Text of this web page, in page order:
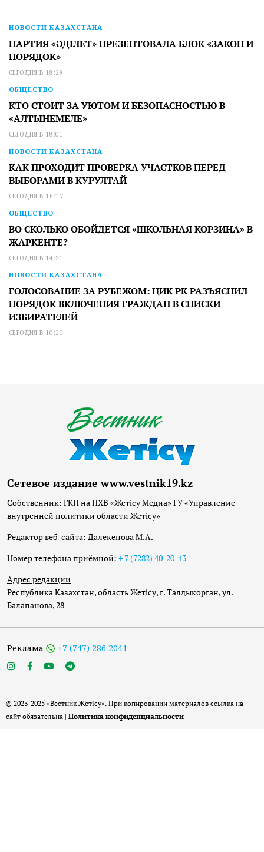
НОВОСТИ КАЗАХСТАНА
ПАРТИЯ «ӘДІЛЕТ» ПРЕЗЕНТОВАЛА БЛОК «ЗАКОН И
ПОРЯДОК»
СЕГОДНЯ В 18:29
ОБЩЕСТВО
КТО СТОИТ ЗА УЮТОМ И БЕЗОПАСНОСТЬЮ В
«АЛТЫНЕМЕЛЕ»
СЕГОДНЯ В 18:01
НОВОСТИ КАЗАХСТАНА
КАК ПРОХОДИТ ПРОВЕРКА УЧАСТКОВ ПЕРЕД
ВЫБОРАМИ В КУРУЛТАЙ
СЕГОДНЯ В 16:17
ОБЩЕСТВО
ВО СКОЛЬКО ОБОЙДЕТСЯ «ШКОЛЬНАЯ КОРЗИНА» В
ЖАРКЕНТЕ?
СЕГОДНЯ В 14:31
НОВОСТИ КАЗАХСТАНА
ГОЛОСОВАНИЕ ЗА РУБЕЖОМ: ЦИК РК РАЗЪЯСНИЛ
ПОРЯДОК ВКЛЮЧЕНИЯ ГРАЖДАН В СПИСКИ
ИЗБИРАТЕЛЕЙ
СЕГОДНЯ В 10:20
Сетевое издание www.vestnik19.kz
Собственник: ГКП на ПХВ «Жетісу Медиа» ГУ «Управление
внутренней политики области Жетісу»
Редактор веб-сайта: Далекенова М.А.
Номер телефона приёмной: + 7 (7282) 40-20-43
Адрес редакции
Республика Казахстан, область Жетісу, г. Талдыкорган, ул.
Балапанова, 28
Реклама +7 (747) 286 2041
© 2023-2025 «Вестник Жетісу». При копировании материалов ссылка на
сайт обязательна | Политика конфиденциальности